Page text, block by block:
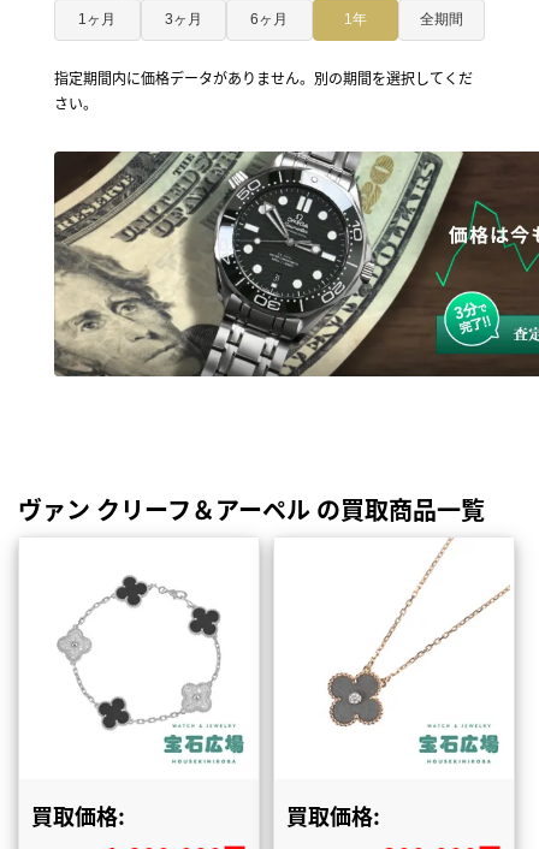
1ヶ月 3ヶ月 6ヶ月 1年 全期間
指定期間内に価格データがありません。別の期間を選択してくだ
さい。
ヴァン クリーフ＆アーペル の買取商品一覧
買取価格: 買取価格: